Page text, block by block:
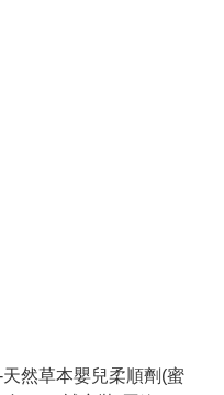
天然草本嬰兒柔順劑(蜜